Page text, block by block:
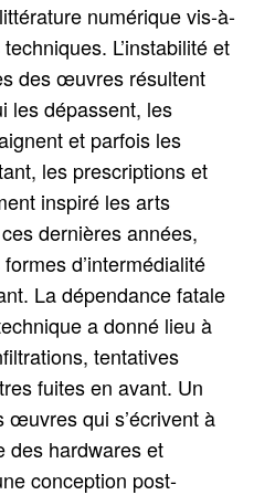
numérique vis-à-
L’instabilité et
des œuvres résultent
les dépassent, les
et parfois les
les prescriptions et
inspiré les arts
dernières années,
d’intermédialité
La dépendance fatale
a donné lieu à
tentatives
fuites en avant. Un
œuvres qui s’écrivent à
des hardwares et
conception post-